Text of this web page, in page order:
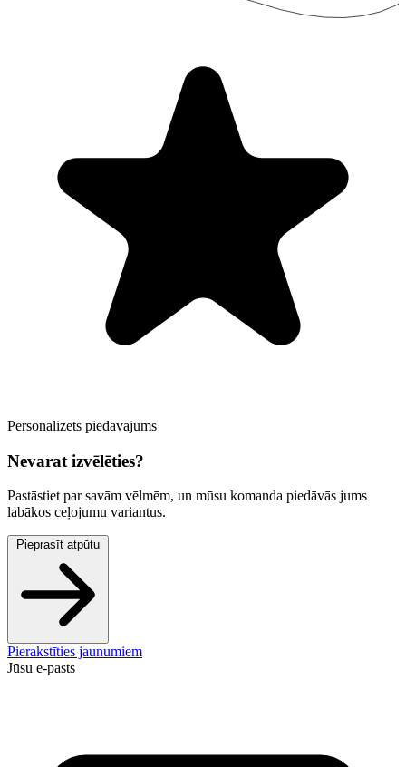
Personalizēts piedāvājums
Nevarat izvēlēties?
Pastāstiet par savām vēlmēm, un mūsu komanda piedāvās jums
labākos ceļojumu variantus.
Pieprasīt atpūtu
Pierakstīties jaunumiem
Jūsu e-pasts